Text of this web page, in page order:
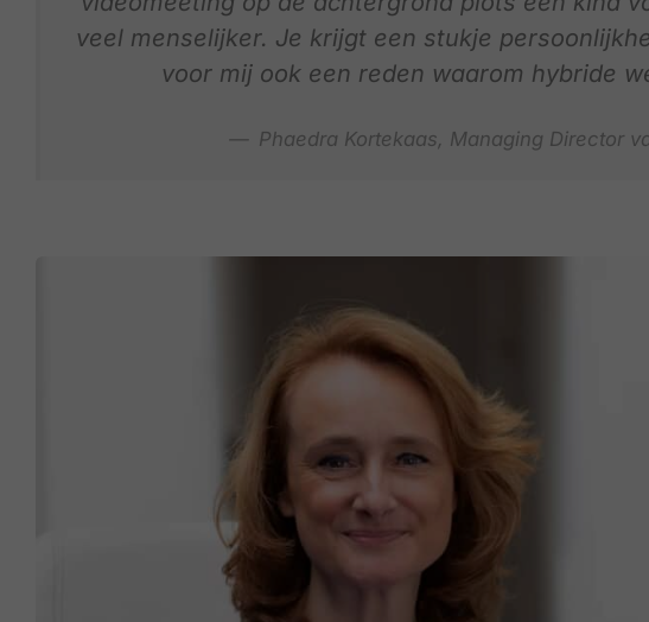
veel menselijker. Je krijgt een stukje
voor mij ook een reden waarom hybride
Phaedra Kortekaas, Managing Director